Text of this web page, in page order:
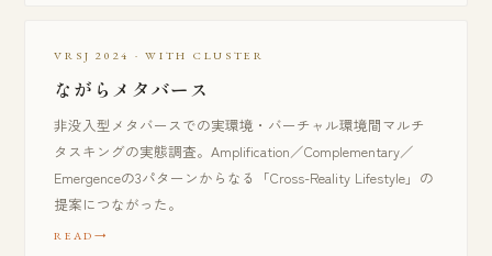
VRSJ 2024 · WITH CLUSTER
ながらメタバース
非没入型メタバースでの実環境・バーチャル環境間マルチ
タスキングの実態調査。Amplification／Complementary／
Emergenceの3パターンからなる「Cross-Reality Lifestyle」の
提案につながった。
READ